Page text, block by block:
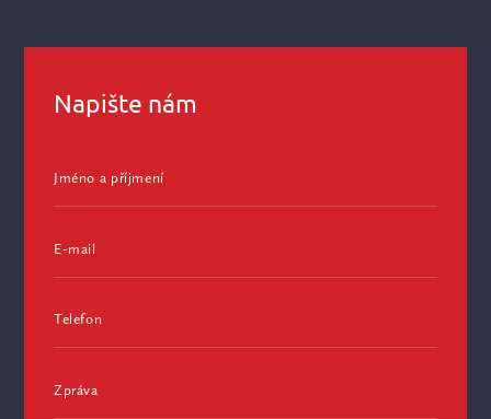
Napište nám
Jméno a příjmení
E-mail
Telefon
Zpráva